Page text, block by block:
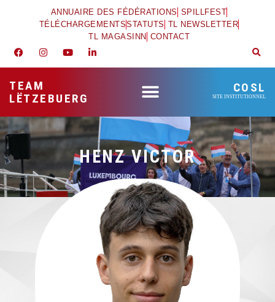
ANNUAIRE DES FÉDÉRATIONS SPILLFEST
TÉLÉCHARGEMENTSSTATUTS TL NEWSLETTER
TL MAGASINN CONTACT
TEAM
LËTZEBUERG
COSL
SITE INSTITUTIONNEL
HENZ VICTOR